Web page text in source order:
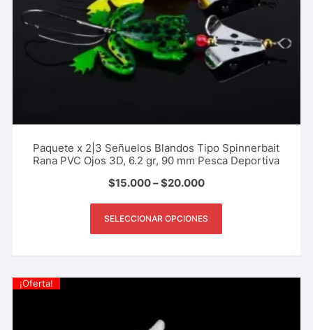
Paquete x 2|3 Señuelos Blandos Tipo Spinnerbait
Rana PVC Ojos 3D, 6.2 gr, 90 mm Pesca Deportiva
$15.000–$20.000
SELECCIONAR OPCIONES
¡Oferta!